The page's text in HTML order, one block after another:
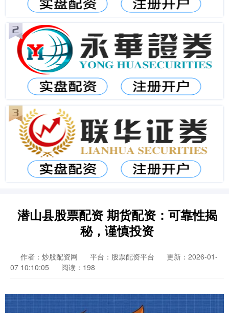
潜山县股票配资 期货配资：可靠性揭
秘，谨慎投资
作者：炒股配资网 平台：股票配资平台
更新：2026-01-
07 10:10:05
阅读：198